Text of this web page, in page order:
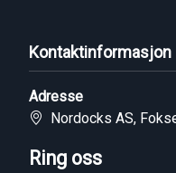
Kontaktinformasjon
Adresse
Nordocks AS,
Ring oss